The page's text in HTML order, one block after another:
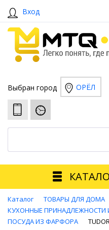
Вход
Выбран город ОРЁЛ
Каталог
ТОВАРЫ ДЛЯ ДОМА
КУХОННЫЕ ПРИНАДЛЕЖНОСТИ
ПОСУДА ИЗ ФАРФОРА